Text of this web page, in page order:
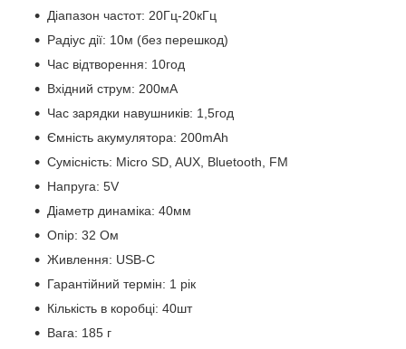
Діапазон частот: 20Гц-20кГц
Радіус дії: 10м (без перешкод)
Час відтворення: 10год
Вхідний струм: 200мА
Час зарядки навушників: 1,5год
Ємність акумулятора: 200mAh
Сумісність: Micro SD, AUX, Bluetooth, FM
Напруга: 5V
Діаметр динаміка: 40мм
Опір: 32 Ом
Живлення: USB-C
Гарантійний термін: 1 рік
Кількість в коробці: 40шт
Вага: 185 г